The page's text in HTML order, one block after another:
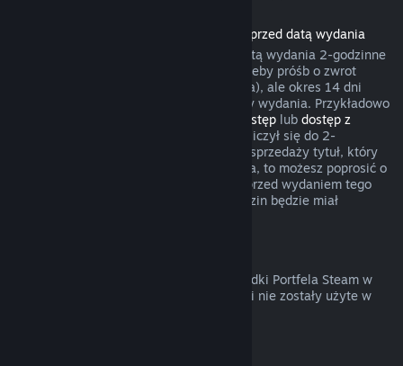
Zwroty pieniędzy za produkty zakupione przed datą wydania
Przy zakupie produktu na Steam przed datą wydania 2-godzinne
okno czasu gry będzie liczyło się na potrzeby próśb o zwrot
pieniędzy (z wyjątkiem testów wersji beta), ale okres 14 dni
będzie miał zastosowanie dopiero od daty wydania. Przykładowo
wczesny dostęplub dostęp z
, wszelki czas gry będzie liczył się do 2-
godzinnego limitu. Jeśli zakupisz w przedsprzedaży tytuł, który
nie jest grywalny przed jego datą wydania, to możesz poprosić o
zwrot pieniędzy w dowolnym momencie przed wydaniem tego
tytułu, a standardowy okres 14 dni/2 godzin będzie miał
Możesz poprosić o zwrot pieniędzy za środki Portfela Steam w
ciągu 14 dni od ich zakupu na Steam, jeśli nie zostały użyte w